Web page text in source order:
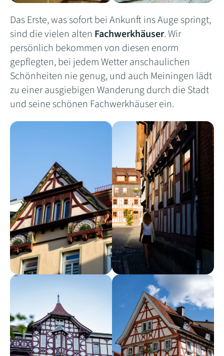
Das Erste, was sofort bei Ankunft ins Auge springt,
sind die vielen alten Fachwerkhäuser. Wir
persönlich bekommen von diesen enorm
gepflegten, bei jedem Wetter anschaulichen
Schönheiten nie genug, und auch Meiningen lädt
zu einer ausgiebigen Wanderung durch die Stadt
und seine schönen Fachwerkhäuser ein.